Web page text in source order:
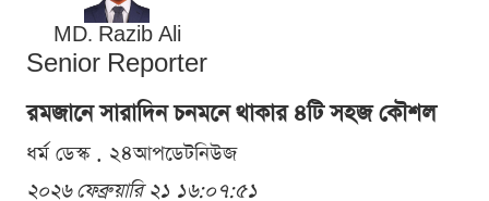
MD. Razib Ali
Senior Reporter
রমজানে সারাদিন চনমনে থাকার ৪টি সহজ কৌশল
ধর্ম ডেস্ক . ২৪আপডেটনিউজ
২০২৬ ফেব্রুয়ারি ২১ ১৬:০৭:৫১